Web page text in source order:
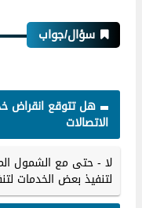
سؤال/جواب
هل تتوقع انقراض
الاتصالات
لا - حتى مع الشمول
لتنفيذ بعض الخدمات